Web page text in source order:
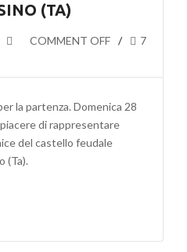
(TA)
COMMENT OFF 7
la partenza. Domenica 28
di rappresentare
del castello feudale
(Ta).